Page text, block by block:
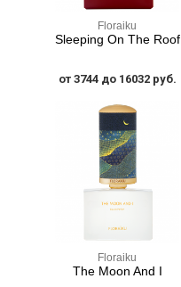
Floraiku
Sleeping On The Roof
от 3744 до 16032 руб.
Floraiku
The Moon And I